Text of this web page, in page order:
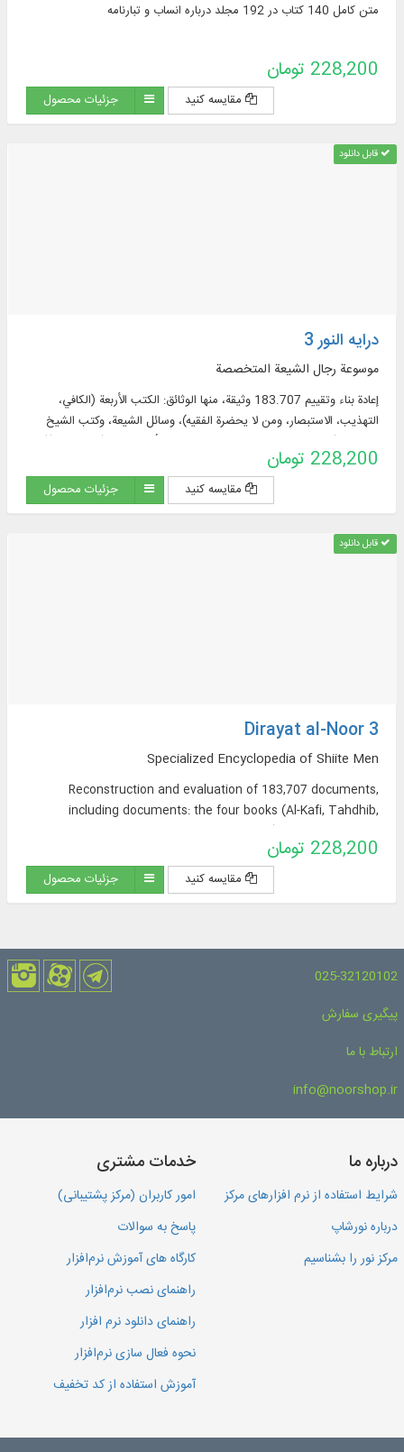
متن کامل 140 کتاب در 192 مجلد درباره انساب و تبارنامه
228,200 تومان
مقایسه کنید جزئیات محصول
قابل دانلود
درایه النور 3
موسوعة رجال الشيعة المتخصصة
إعادة بناء وتقييم 183.707 وثيقة، منها الوثائق: الكتب الأربعة (الكافي،
التهذيب، الاستبصار، ومن لا يحضرة الفقيه)، وسائل الشيعة، وكتب الشيخ
228,200 تومان
مقایسه کنید جزئیات محصول
قابل دانلود
Dirayat al-Noor 3
Specialized Encyclopedia of Shiite Men
Reconstruction and evaluation of 183,707 documents,
including documents: the four books (Al-Kafi, Tahdhib,
and the books of Sheikh Saduq (At-Tawhid, Al-Khasal, Ilal al-
Shari’a, Ayoun Akhbar al-Rida (peace be upon him)).
228,200 تومان
مقایسه کنید جزئیات محصول
025-32120102
پیگیری سفارش
ارتباط با ما
info@noorshop.ir
درباره ما
شرایط استفاده از نرم افزارهای مرکز
درباره نورشاپ
مرکز نور را بشناسیم
خدمات مشتری
امور کاربران (مرکز پشتیبانی)
پاسخ به سوالات
کارگاه های آموزش نرم‌افزار
راهنمای نصب نرم‌افزار
راهنمای دانلود نرم افزار
نحوه فعال سازی نرم‌افزار
آموزش استفاده از کد تخفیف